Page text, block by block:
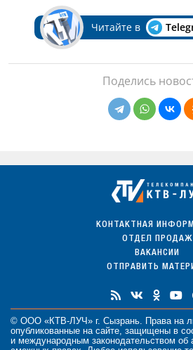
Читайте в
Поделись
КОНТАКТНАЯ
ОТДЕЛ ПРОДАЖ
ВАКАНСИИ
ОТПРАВИТЬ
© ООО «КТВ-ЛУЧ» г. Сызрань. Права на
опубликованные на сайте, защищены в
и международным законодательством об